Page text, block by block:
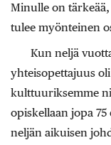
Minulle on
tulee myönteinen
Kun neljä
yhteisopettajuus
kulttuuriksemme
opiskellaan jopa
neljän aikuisen